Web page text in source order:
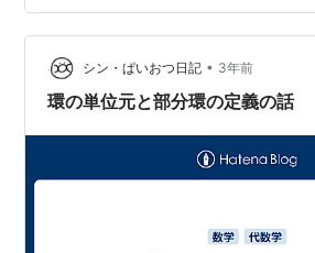
シン・ぱいおつ日記 • 3年前
環の単位元と部分環の定義の話